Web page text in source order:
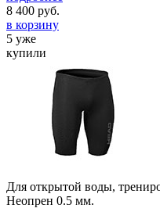
8 400 руб.
в корзину
5 уже
купили
Для открытой воды,
Неопрен 0.5 мм.